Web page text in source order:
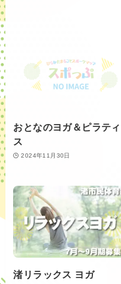
おとなのヨガ＆ピラティ
ス
2024年11月30日
渚リラックス ヨガ